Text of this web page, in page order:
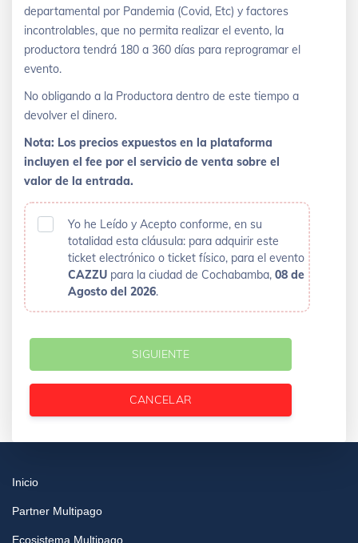
departamental por Pandemia (Covid, Etc) y factores
incontrolables, que no permita realizar el evento, la
productora tendrá 180 a 360 días para reprogramar el
evento.
No obligando a la Productora dentro de este tiempo a
devolver el dinero.
Nota: Los precios expuestos en la plataforma
incluyen el fee por el servicio de venta sobre el
valor de la entrada.
Yo he Leído y Acepto conforme, en su
totalidad esta cláusula: para adquirir este
ticket electrónico o ticket físico, para el evento
CAZZU para la ciudad de Cochabamba, 08 de
Agosto del 2026.
CANCELAR
SIGUIENTE
Inicio
Partner Multipago
Ecosistema Multipago